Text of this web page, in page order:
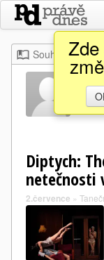
Souhrn
Diptych:
netečnosti
2.července »